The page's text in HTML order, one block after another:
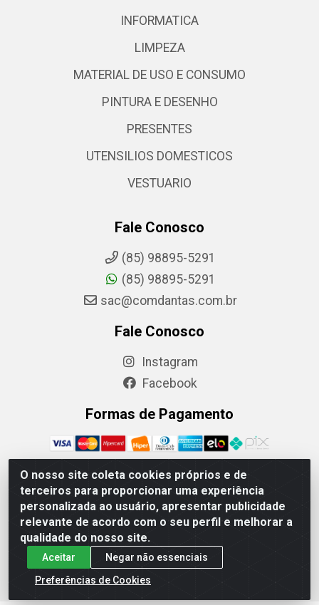
O nosso site coleta cookies próprios e de
terceiros para proporcionar uma experiência
personalizada ao usuário, apresentar publicidade
relevante de acordo com o seu perfil e melhorar a
qualidade do nosso site.
Aceitar
Negar não essenciais
Preferências de Cookies
INFORMATICA
LIMPEZA
MATERIAL DE USO E CONSUMO
PINTURA E DESENHO
PRESENTES
UTENSILIOS DOMESTICOS
VESTUARIO
Fale Conosco
(85) 98895-5291
(85) 98895-5291
sac@comdantas.com.br
Fale Conosco
Instagram
Facebook
Formas de Pagamento
Rafael & Dantas LTDA - Rua Floriano Peixoto, 137- Centro,
CEP: 60025-130 | CNPJ: 02.884.314/0001-20